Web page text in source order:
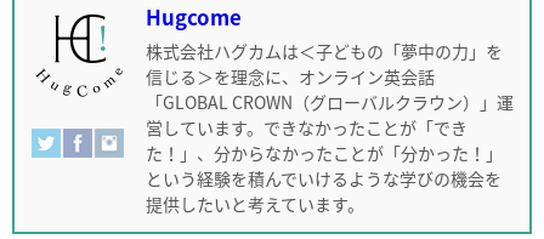
Hugcome
株式会社ハグカムは＜子どもの「夢中の力」を
信じる＞を理念に、オンライン英会話
「GLOBAL CROWN（グローバルクラウン）」運
営しています。できなかったことが「でき
た！」、分からなかったことが「分かった！」
という経験を積んでいけるような学びの機会を
提供したいと考えています。